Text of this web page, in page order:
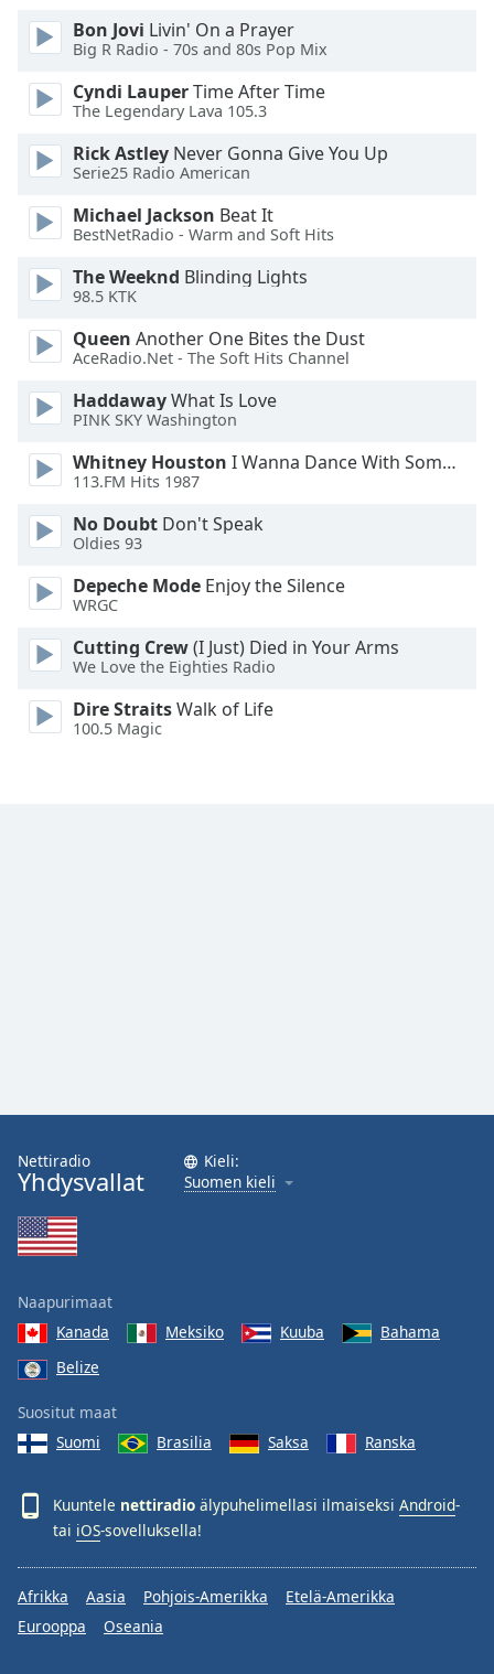
Opacity
Color
Opacity
Caption
Area
Background
Color
Opacity
Font
Text
Edge
Family
Bon Jovi Livin' On a Prayer
Big R Radio - 70s and 80s Pop Mix
Cyndi LauperTime After Time
The Legendary Lava 105.3
Rick Astley Never Gonna Give You Up
Serie25 Radio American
Michael Jackson Beat It
BestNetRadio - Warm and Soft Hits
The Weeknd Blinding Lights
98.5 KTK
Queen Another One Bites the Dust
AceRadio.Net - The Soft Hits Channel
HaddawayWhat Is Love
PINK SKY Washington
Whitney Houston I Wanna Dance With Somebody
113.FM Hits 1987
No Doubt Don't Speak
Oldies 93
Depeche Mode Enjoy the Silence
WRGC
Cutting Crew(I Just) Died in Your Arms
We Love the Eighties Radio
Dire StraitsWalk of Life
100.5 Magic
Nettiradio
Yhdysvallat
Kieli:
Suomen kieli
Naapurimaat
Kanada
Meksiko Kuuba
Bahama
Belize
Suositut maat
Suomi
Brasilia Saksa Ranska
Kuuntele nettiradio älypuhelimellasi ilmaiseksi Android-
tai iOS-sovelluksella!
Afrikka Aasia Pohjois-Amerikka
Etelä-Amerikka
Eurooppa
Oseania